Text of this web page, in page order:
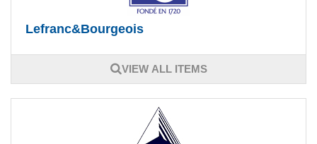
Lefranc&Bourgeois
VIEW ALL ITEMS